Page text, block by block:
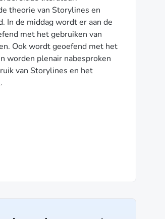
theorie van Storylines en
In de middag wordt er aan de
met het gebruiken van
Ook wordt geoefend met het
worden plenair nabesproken
van Storylines en het